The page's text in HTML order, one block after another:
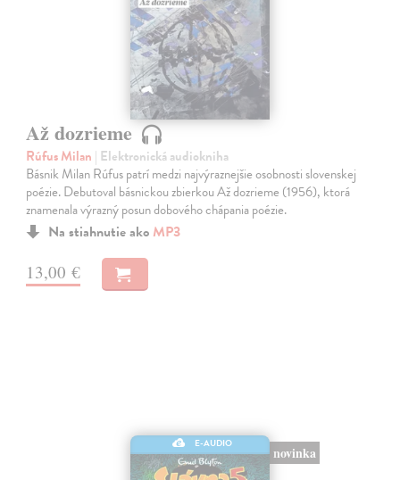
Až dozrieme
Rúfus Milan | Elektronická audiokniha
Básnik Milan Rúfus patrí medzi najvýraznejšie osobnosti slovenskej
poézie. Debutoval básnickou zbierkou Až dozrieme (1956), ktorá
znamenala výrazný posun dobového chápania poézie.
Na stiahnutie ako MP3
13,00 €
E-AUDIO
novinka